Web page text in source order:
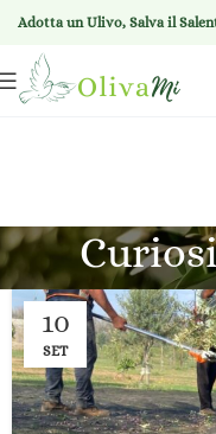
Adotta un Ulivo, Salva il
10
SET